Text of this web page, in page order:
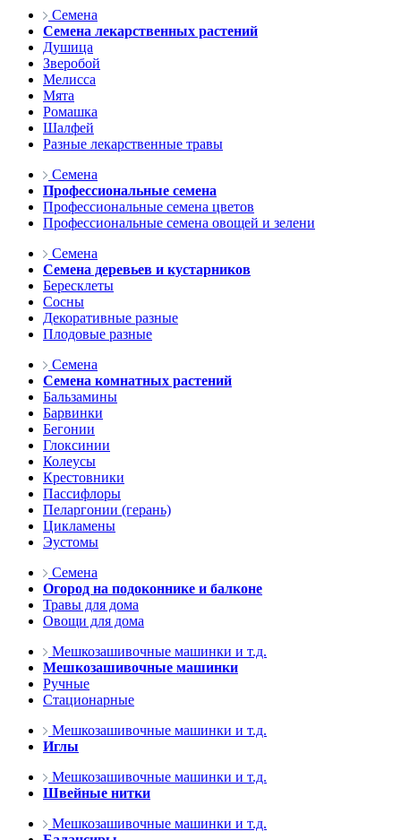
Семена
Семена лекарственных растений
Душица
Зверобой
Мелисса
Мята
Ромашка
Шалфей
Разные лекарственные травы
Семена
Профессиональные семена
Профессиональные семена цветов
Профессиональные семена овощей и зелени
Семена
Семена деревьев и кустарников
Бересклеты
Сосны
Декоративные разные
Плодовые разные
Семена
Семена комнатных растений
Бальзамины
Барвинки
Бегонии
Глоксинии
Колеусы
Крестовники
Пассифлоры
Пеларгонии (герань)
Цикламены
Эустомы
Семена
Огород на подоконнике и балконе
Травы для дома
Овощи для дома
Мешкозашивочные машинки и т.д.
Мешкозашивочные машинки
Ручные
Стационарные
Мешкозашивочные машинки и т.д.
Иглы
Мешкозашивочные машинки и т.д.
Швейные нитки
Мешкозашивочные машинки и т.д.